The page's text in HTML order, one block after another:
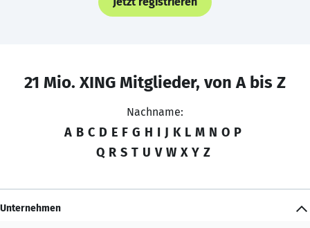
21 Mio. XING Mitglieder, von A bis Z
Nachname:
A B C D E F G H I J K L M N O P
Q R S T U V W X Y Z
Unternehmen